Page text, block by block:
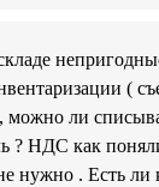
(
ли
? НДС как
нужно . Есть